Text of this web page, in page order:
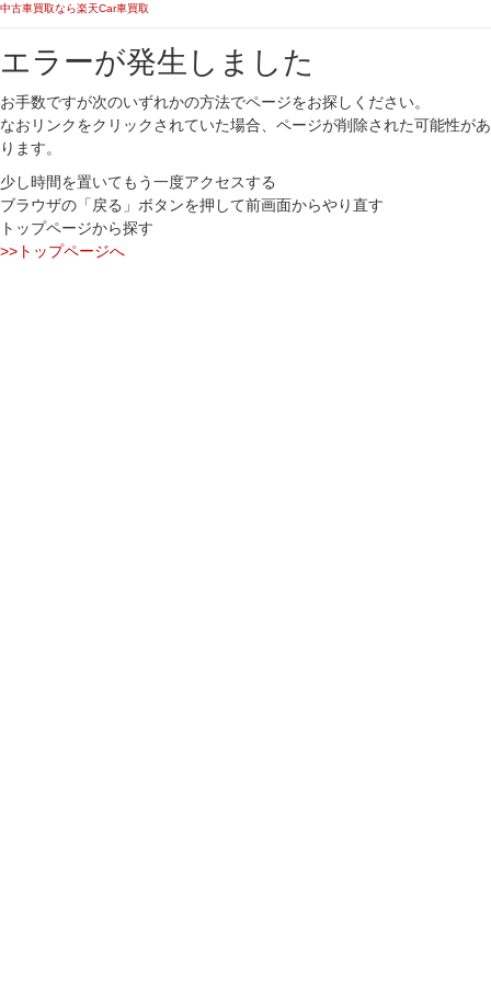
中古車買取なら楽天Car車買取
エラーが発生しました
お手数ですが次のいずれかの方法でページをお探しください。
なおリンクをクリックされていた場合、ページが削除された可能性があ
ります。
少し時間を置いてもう一度アクセスする
ブラウザの「戻る」ボタンを押して前画面からやり直す
トップページから探す
>>トップページへ